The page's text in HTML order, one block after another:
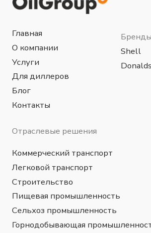
Нефтегазовая промышленность
Data-центры
© 2024 OilGroup Uzbekistan™ в лице
компании OGT Petrochemicals ООО
Разработка сайта